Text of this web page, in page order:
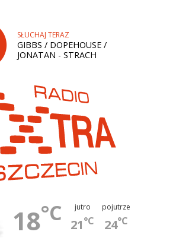
SŁUCHAJ TERAZ
GIBBS / DOPEHOUSE /
JONATAN - STRACH
18°C jutro
21°C
pojutrze
24°C